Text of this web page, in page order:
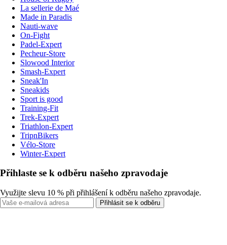
La sellerie de Maé
Made in Paradis
Nauti-wave
On-Fight
Padel-Expert
Pecheur-Store
Slowood Interior
Smash-Expert
Sneak'In
Sneakids
Sport is good
Training-Fit
Trek-Expert
Triathlon-Expert
TripnBikers
Vélo-Store
Winter-Expert
Přihlaste se k odběru našeho zpravodaje
Využijte slevu 10 % při přihlášení k odběru našeho zpravodaje.
Přihlásit se k odběru